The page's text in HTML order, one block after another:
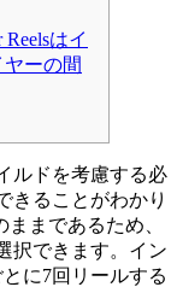
はイ
ーの間
ルドを考慮する必
きることがわかり
ままであるため、
択できます。イン
に7回リールする